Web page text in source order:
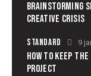
BRAINSTORMING
CREATIVE CRISIS
STANDARD 9
HOW TO KEEP
PROJECT